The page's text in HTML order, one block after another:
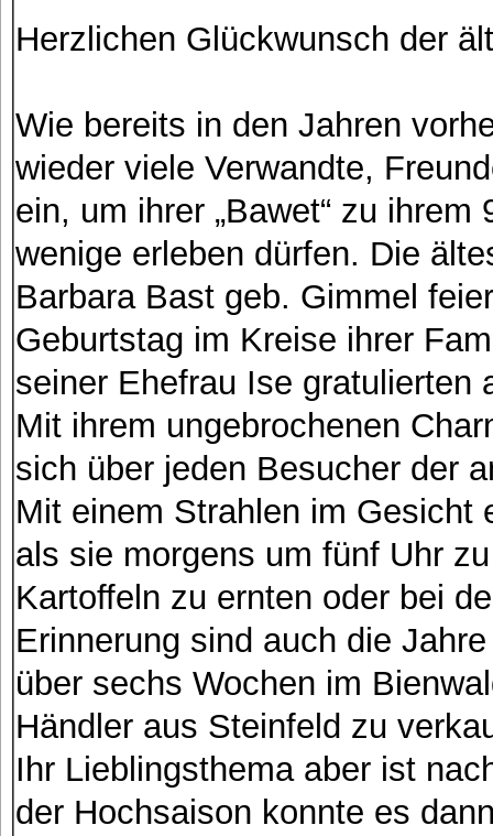
Herzlichen Glückwunsch der
Wie bereits in den Jahren
wieder viele Verwandte,
ein, um ihrer „Bawet“ zu
wenige erleben dürfen. Die
Barbara Bast geb. Gimmel
Geburtstag im Kreise ihrer
seiner Ehefrau Ise gratulierten
Mit ihrem ungebrochenen
sich über jeden Besucher der
Mit einem Strahlen im Gesicht
als sie morgens um fünf Uhr
Kartoffeln zu ernten oder bei
Erinnerung sind auch die
über sechs Wochen im
Händler aus Steinfeld zu
Ihr Lieblingsthema aber ist
der Hochsaison konnte es